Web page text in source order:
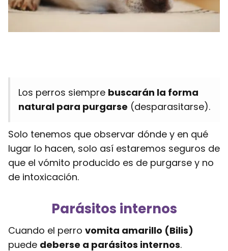
Los perros siempre buscarán la forma
natural para purgarse (desparasitarse).
Solo tenemos que observar dónde y en qué
lugar lo hacen, solo así estaremos seguros de
que el vómito producido es de purgarse y no
de intoxicación.
Parásitos internos
Cuando el perro vomita amarillo (Bilis)
puede deberse a parásitos internos.